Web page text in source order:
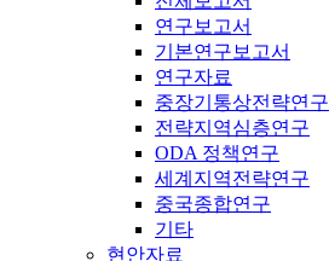
연구보고서
기본연구보고서
연구자료
중장기통상전략연구
전략지역심층연구
ODA 정책연구
세계지역전략연구
중국종합연구
기타
현안자료